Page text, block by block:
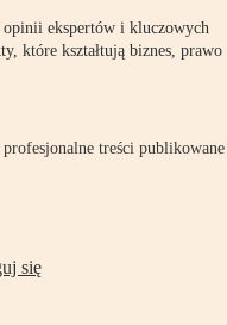
ekspertów i kluczowych
które kształtują biznes, prawo
treści publikowane
się